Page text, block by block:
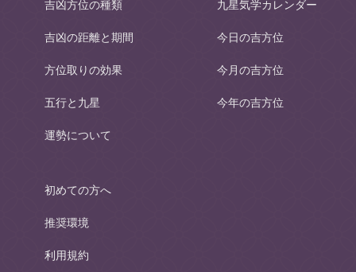
吉凶方位の種類
吉凶の距離と期間
方位取りの効果
五行と九星
運勢について
九星気学カレンダー
今日の吉方位
今月の吉方位
今年の吉方位
初めての方へ
推奨環境
利用規約